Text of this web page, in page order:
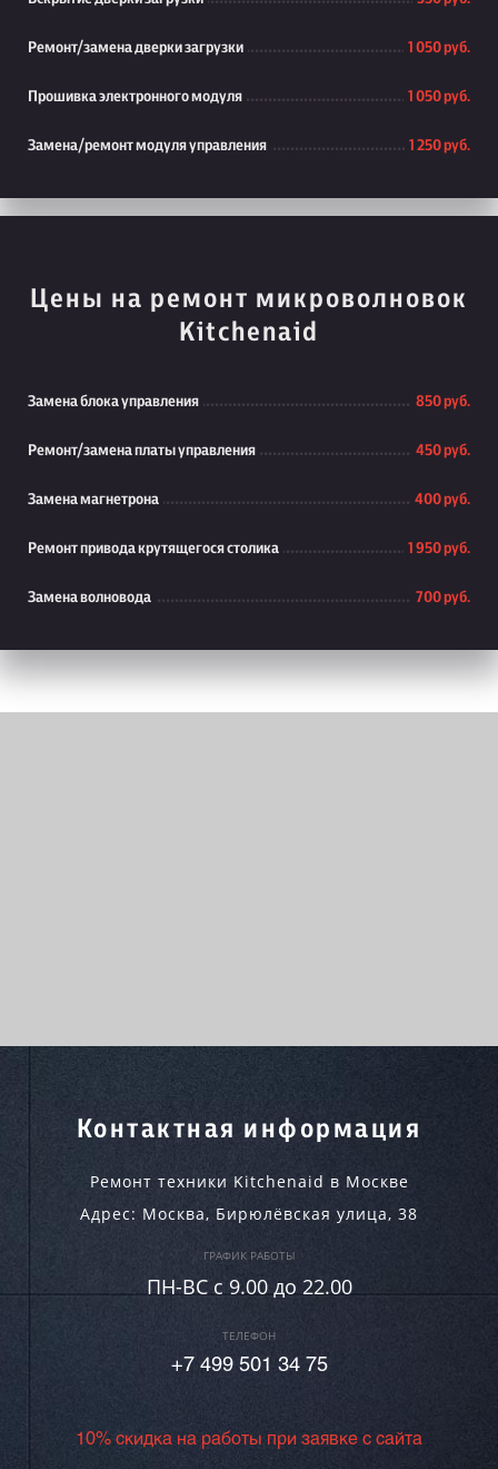
Ремонт/замена дверки загрузки 1 050 руб.
Прошивка электронного модуля 1 050 руб.
Замена/ремонт модуля управления 1 250 руб.
Цены на ремонт микроволновок
Kitchenaid
Замена блока управления 850 руб.
Ремонт/замена платы управления 450 руб.
Замена магнетрона 400 руб.
Ремонт привода крутящегося столика 1 950 руб.
Замена волновода 700 руб.
Контактная информация
Ремонт техники Kitchenaid в Москве
Адрес: Москва, Бирюлёвская улица, 38
ГРАФИК РАБОТЫ
ПН-ВC c 9.00 до 22.00
ТЕЛЕФОН
+7 499 501 34 75
10% скидка на работы при заявке с сайта